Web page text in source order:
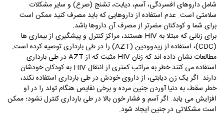
شامل داروهای افسردگی، آسم، دیابت، تشنج (صرع) و سایر مشکلات
سلامتی است. عدم استفاده از داروهایی که باید مصرف کنید ممکن است
برای شما و کودکتان مضرتر از مصرف آن داروها باشد.
برای زنانی که مبتلا بهHIV هستند، مراکز کنترل و پیشگیری از بیماری ­ها
(
CDC)، استفاده از زیدوودین (AZT) را در طی بارداری توصیه کرده است.
مطالعات نشان داده­ اند که زنانHIV مثبت که ازAZTدر طی بارداری
استفاده می­ کنند خطر به مراتب کمتری از انتقالHIV به کودکان خودشان
دارند. اگر یک زن دیابتی، از داروی خودش در طی بارداری استفاده نکند،
خطر سقط، به دنیا آوردن جنین مرده و برخی نقایص هنگام تولد را در او
افزایش می­­ یابد. اگر آسم و فشار خون بالا در طی بارداری کنترل نشود؛ ممکن
است مشکلاتی در جنین ایجاد شود.